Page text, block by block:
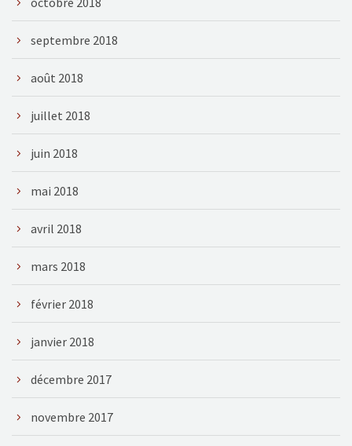
septembre 2018
août 2018
juillet 2018
juin 2018
mai 2018
avril 2018
mars 2018
février 2018
janvier 2018
décembre 2017
novembre 2017